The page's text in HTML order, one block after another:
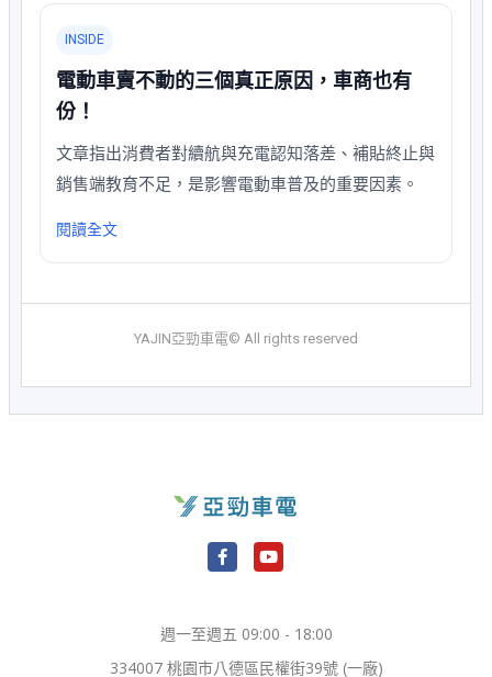
INSIDE
電動車賣不動的三個真正原因，車商也有
份！
文章指出消費者對續航與充電認知落差、補貼終止與
銷售端教育不足，是影響電動車普及的重要因素。
閱讀全文
YAJIN亞勁車電© All rights reserved
F
e
b
o
Y
t
u
b
週一至週五 09:00 - 18:00
334007 桃園市八德區民權街39號 (一廠)